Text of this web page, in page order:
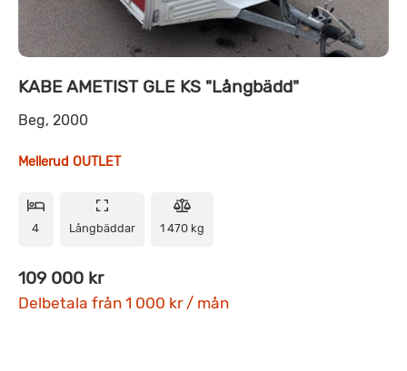
KABE AMETIST GLE KS "Långbädd"
Beg, 2000
Mellerud OUTLET
4 Långbäddar 1 470 kg
109 000 kr
Delbetala från 1 000 kr / mån